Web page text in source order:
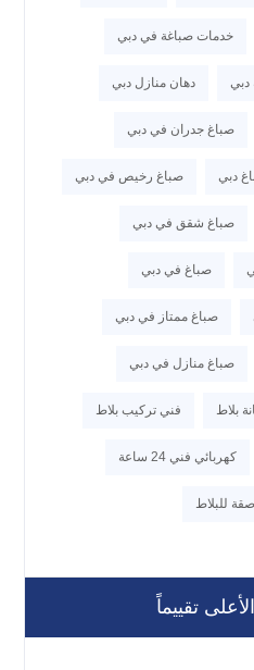
خدمات صباغة في دبي
دبي دهان منازل دبي
صباغ جدران في دبي
دبي صباغ رخيص في دبي
صباغ شقق في دبي
صباغ في دبي
صباغ ممتاز في دبي
صباغ منازل في دبي
بلاط فني تركيب بلاط
كهربائي فني 24 ساعة
للبلاط
تقييماً